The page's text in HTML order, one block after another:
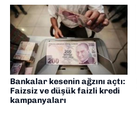
Bankalar kesenin ağzını açtı:
Faizsiz ve düşük faizli kredi
kampanyaları